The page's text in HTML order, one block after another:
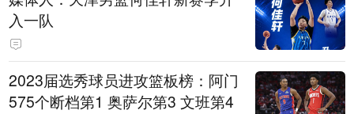
入一队
2023届选秀球员进攻篮板榜：阿门
575个断档第1 奥萨尔第3 文班第4